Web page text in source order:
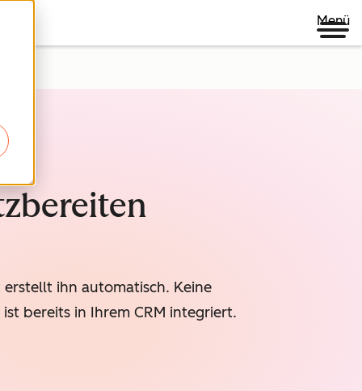
Menü
ihn automatisch. Keine
bereits in Ihrem CRM integriert.